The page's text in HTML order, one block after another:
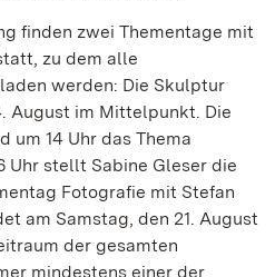
finden zwei Thementage mit
zu dem alle
werden: Die Skulptur
August im Mittelpunkt. Die
um 14 Uhr das Thema
Uhr stellt Sabine Gleser die
Fotografie mit Stefan
am Samstag, den 21. August
der gesamten
mindestens einer der